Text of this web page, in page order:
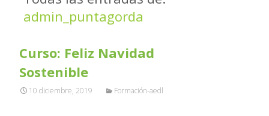
admin_puntagorda
Curso: Feliz Navidad
Sostenible
10 diciembre, 2019 Formación-aedl